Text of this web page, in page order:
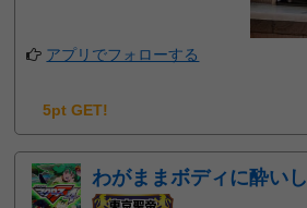
アプリでフォローする
5pt GET!
わがままボディに酔い